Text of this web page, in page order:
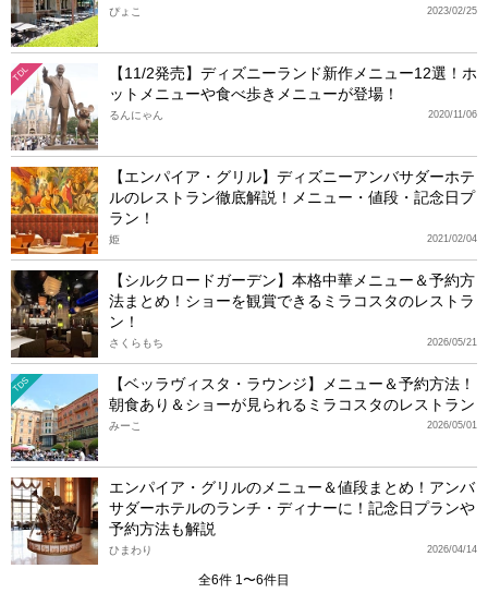
2023/02/25
ぴょこ
TDL
【11/2発売】ディズニーランド新作メニュー12選！ホ
ットメニューや食べ歩きメニューが登場！
2020/11/06
るんにゃん
【エンパイア・グリル】ディズニーアンバサダーホテ
ルのレストラン徹底解説！メニュー・値段・記念日プ
ラン！
2021/02/04
姫
【シルクロードガーデン】本格中華メニュー＆予約方
法まとめ！ショーを観賞できるミラコスタのレストラ
ン！
2026/05/21
さくらもち
TDS
【ベッラヴィスタ・ラウンジ】メニュー＆予約方法！
朝食あり＆ショーが見られるミラコスタのレストラン
2026/05/01
みーこ
エンパイア・グリルのメニュー＆値段まとめ！アンバ
サダーホテルのランチ・ディナーに！記念日プランや
予約方法も解説
2026/04/14
ひまわり
全6件 1〜6件目